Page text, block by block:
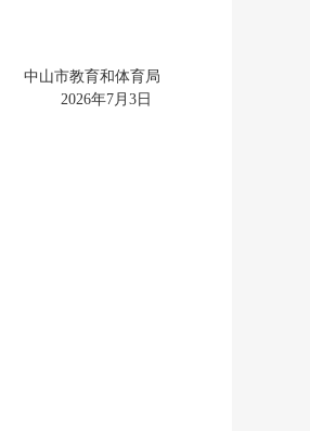
中山市教育和体育局
2026年7月3日